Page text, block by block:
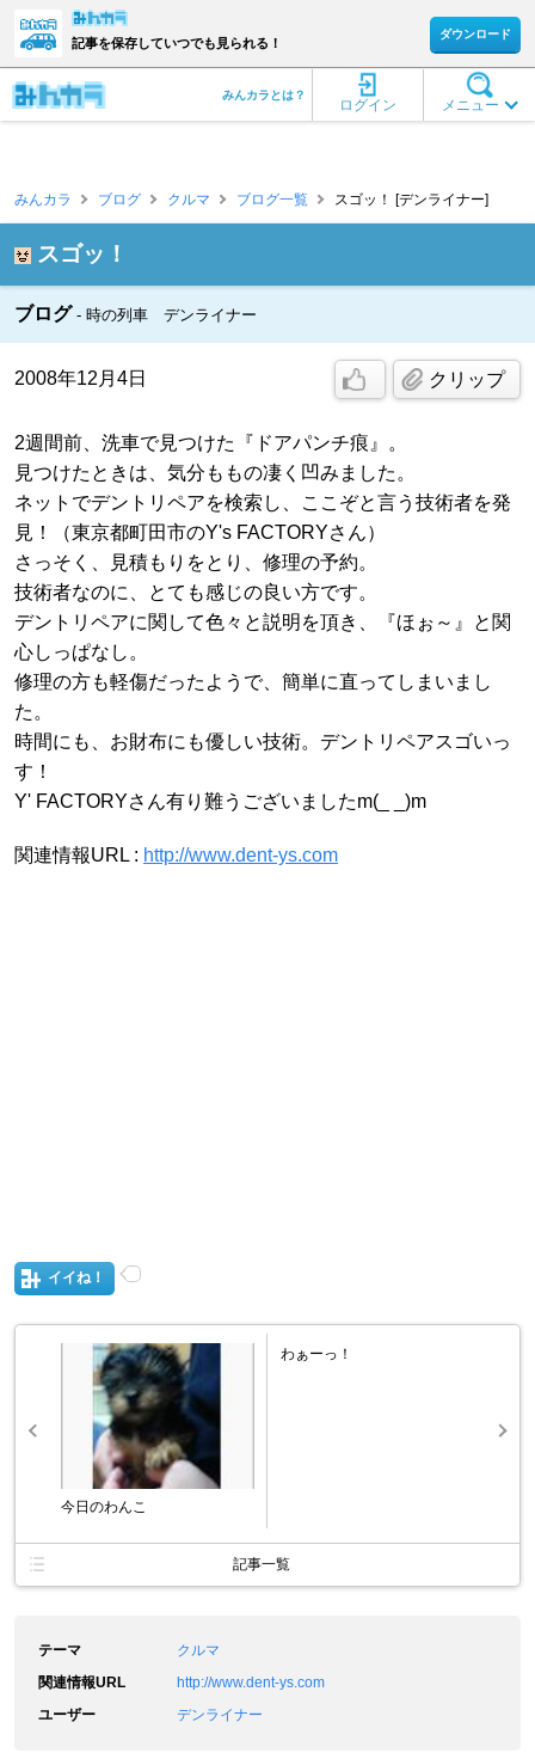
記事を保存していつでも見られる！
ダウンロード
メニュー
ログイン
みんカラとは？
みんカラ ブログ クルマ ブログ一覧 スゴッ！ [デンライナー]
スゴッ！
ブログ 時の列車 デンライナー
2008年12月4日 クリップ
2週間前、洗車で見つけた『ドアパンチ痕』。
見つけたときは、気分ももの凄く凹みました。
ネットでデントリペアを検索し、ここぞと言う技術者を発
見！（東京都町田市のY's FACTORYさん）
さっそく、見積もりをとり、修理の予約。
技術者なのに、とても感じの良い方です。
デントリペアに関して色々と説明を頂き、『ほぉ～』と関
心しっぱなし。
修理の方も軽傷だったようで、簡単に直ってしまいまし
た。
時間にも、お財布にも優しい技術。デントリペアスゴいっ
す！
Y' FACTORYさん有り難うございましたm(_ _)m
関連情報URL : http://www.dent-ys.com
イイね！
今日のわんこ
わぁーっ！
記事一覧
テーマ
クルマ
関連情報URL
http://www.dent-ys.com
ユーザー
デンライナー